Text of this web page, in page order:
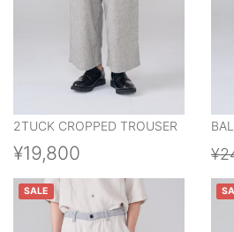
2TUCK CROPPED TROUSER
¥19,800
SALE